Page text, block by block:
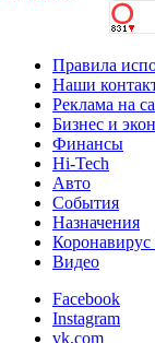
Правила
Наши
Реклама на
Бизнес и
Финансы
Hi-Tech
Авто
События
Назначения
Видео
Facebook
Instagram
vk.com